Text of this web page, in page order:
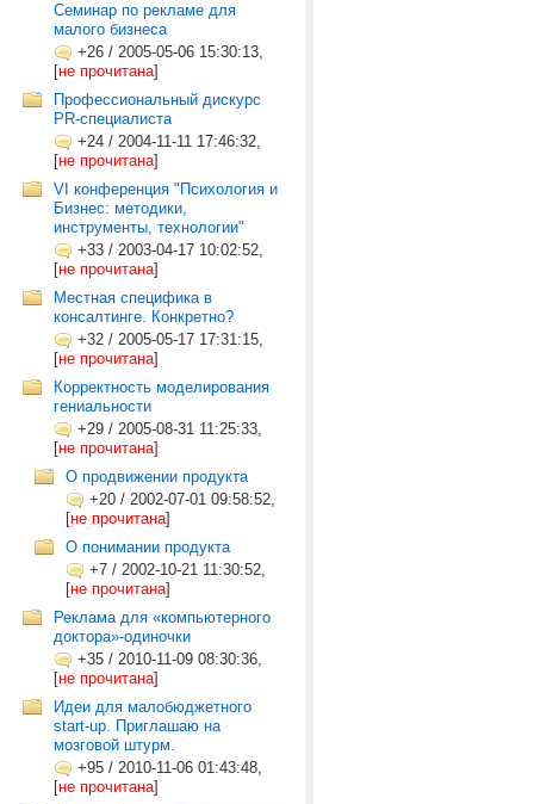
Семинар по рекламе для
малого бизнеса
+26 / 2005-05-06 15:30:13,
[не прочитана]
Профессиональный дискурс
PR-специалиста
+24 / 2004-11-11 17:46:32,
[не прочитана]
VI конференция "Психология и
Бизнес: методики,
инструменты, технологии"
+33 / 2003-04-17 10:02:52,
[не прочитана]
Местная специфика в
консалтинге. Конкретно?
+32 / 2005-05-17 17:31:15,
[не прочитана]
Корректность моделирования
гениальности
+29 / 2005-08-31 11:25:33,
[не прочитана]
О продвижении продукта
+20 / 2002-07-01 09:58:52,
[не прочитана]
О понимании продукта
+7 / 2002-10-21 11:30:52,
[не прочитана]
Реклама для «компьютерного
доктора»-одиночки
+35 / 2010-11-09 08:30:36,
[не прочитана]
Идеи для малобюджетного
start-up. Приглашаю на
мозговой штурм.
+95 / 2010-11-06 01:43:48,
[не прочитана]